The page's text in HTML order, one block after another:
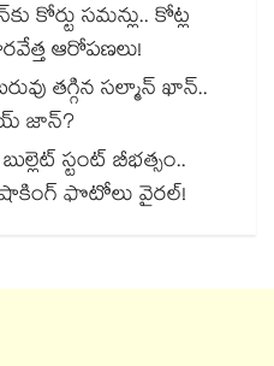
కోర్టు సమన్లు.. కోట్ల
ఆరోపణలు!
తగ్గిన సల్మాన్ ఖాన్..
జాన్?
స్టంట్ బీభత్సం..
ఫొటోలు వైరల్!